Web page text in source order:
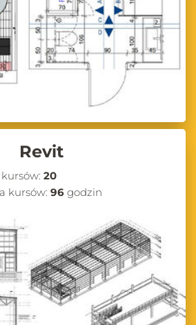
Revit
20
kursów: 96 godzin